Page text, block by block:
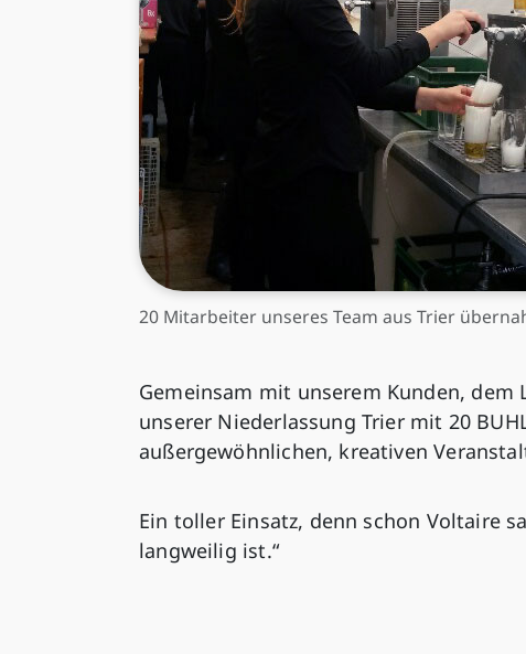
20 Mitarbeiter unseres Team aus Trier
Gemeinsam mit unserem Kunden, dem
unserer Niederlassung Trier mit 20
außergewöhnlichen, kreativen
Ein toller Einsatz, denn schon Voltaire
langweilig ist.“